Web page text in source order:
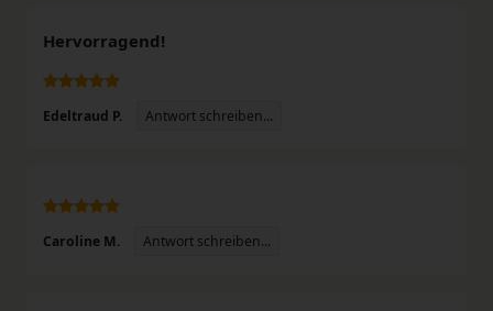
Hervorragend!
Edeltraud P. Antwort schreiben...
Caroline M. Antwort schreiben...